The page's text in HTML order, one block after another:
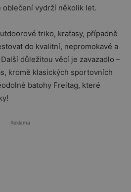
oblečení vydrží několik let.
triko, kraťasy, případně
do kvalitní, nepromokavé a
důležitou věcí je zavazadlo –
kromě klasických sportovních
batohy Freitag, které
Reklama